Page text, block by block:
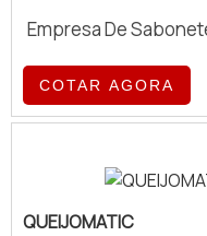
na distribuição
gastronômicos e
companhia tem
apresenta
mais informações!
Empresa De
COTAR AGORA
QUEIJOMATIC